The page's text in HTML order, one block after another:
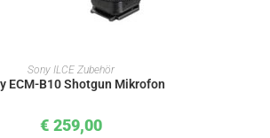
IN DEN WARENKORB
Sony ILCE Zubehör
ECM-B10 Shotgun Mikrofon
€ 259,00